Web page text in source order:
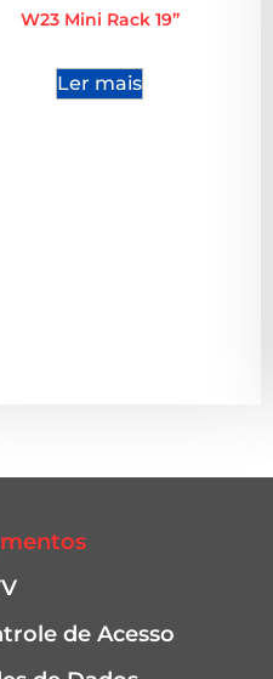
W23 Mini Rack 19”
Ler mais
de Acesso